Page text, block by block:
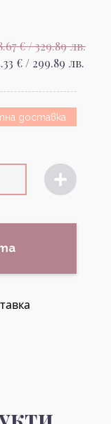
€ / 329.89 лв.
€ / 299.89 лв.
доставка